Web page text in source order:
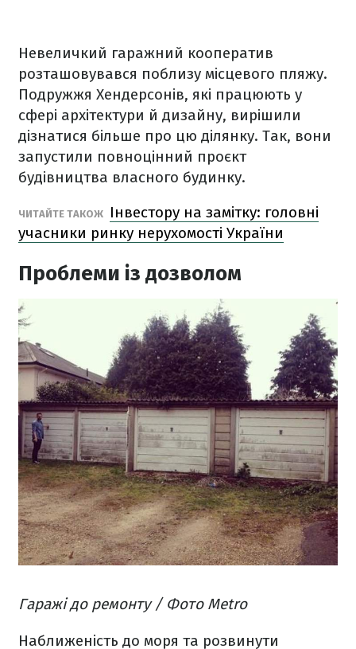
Невеличкий гаражний кооператив
розташовувався поблизу місцевого пляжу.
Подружжя Хендерсонів, які працюють у
сфері архітектури й дизайну, вирішили
дізнатися більше про цю ділянку. Так, вони
запустили повноцінний проєкт
будівництва власного будинку.
ЧИТАЙТЕ ТАКОЖ
Інвестору на замітку: головні
учасники ринку нерухомості України
Проблеми із дозволом
Гаражі до ремонту / Фото Metro
Наближеність до моря та розвинути